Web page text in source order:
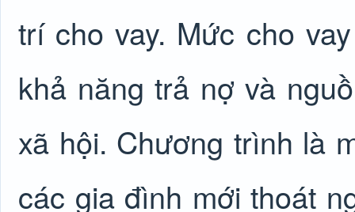
trí cho vay. Mức cho
khả năng trả nợ và
xã hội. Chương trình là
các gia đình mới thoát